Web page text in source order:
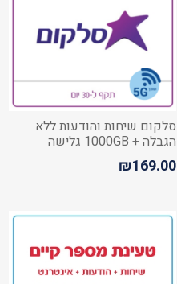
סלקום שיחות והודעות ללא
הגבלה + 1000GB גלישה
+שיחות לחו"ל
₪169.00